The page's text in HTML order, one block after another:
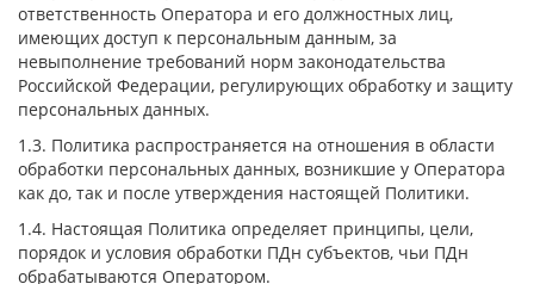
ответственность Оператора и его должностных лиц,
имеющих доступ к персональным данным, за
невыполнение требований норм законодательства
Российской Федерации, регулирующих обработку и защиту
персональных данных.
1.3. Политика распространяется на отношения в области
обработки персональных данных, возникшие у Оператора
как до, так и после утверждения настоящей Политики.
1.4. Настоящая Политика определяет принципы, цели,
порядок и условия обработки ПДн субъектов, чьи ПДн
обрабатываются Оператором.